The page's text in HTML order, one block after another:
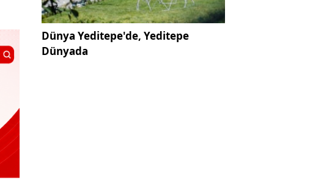
Dünya Yeditepe'de, Yeditepe
Dünyada